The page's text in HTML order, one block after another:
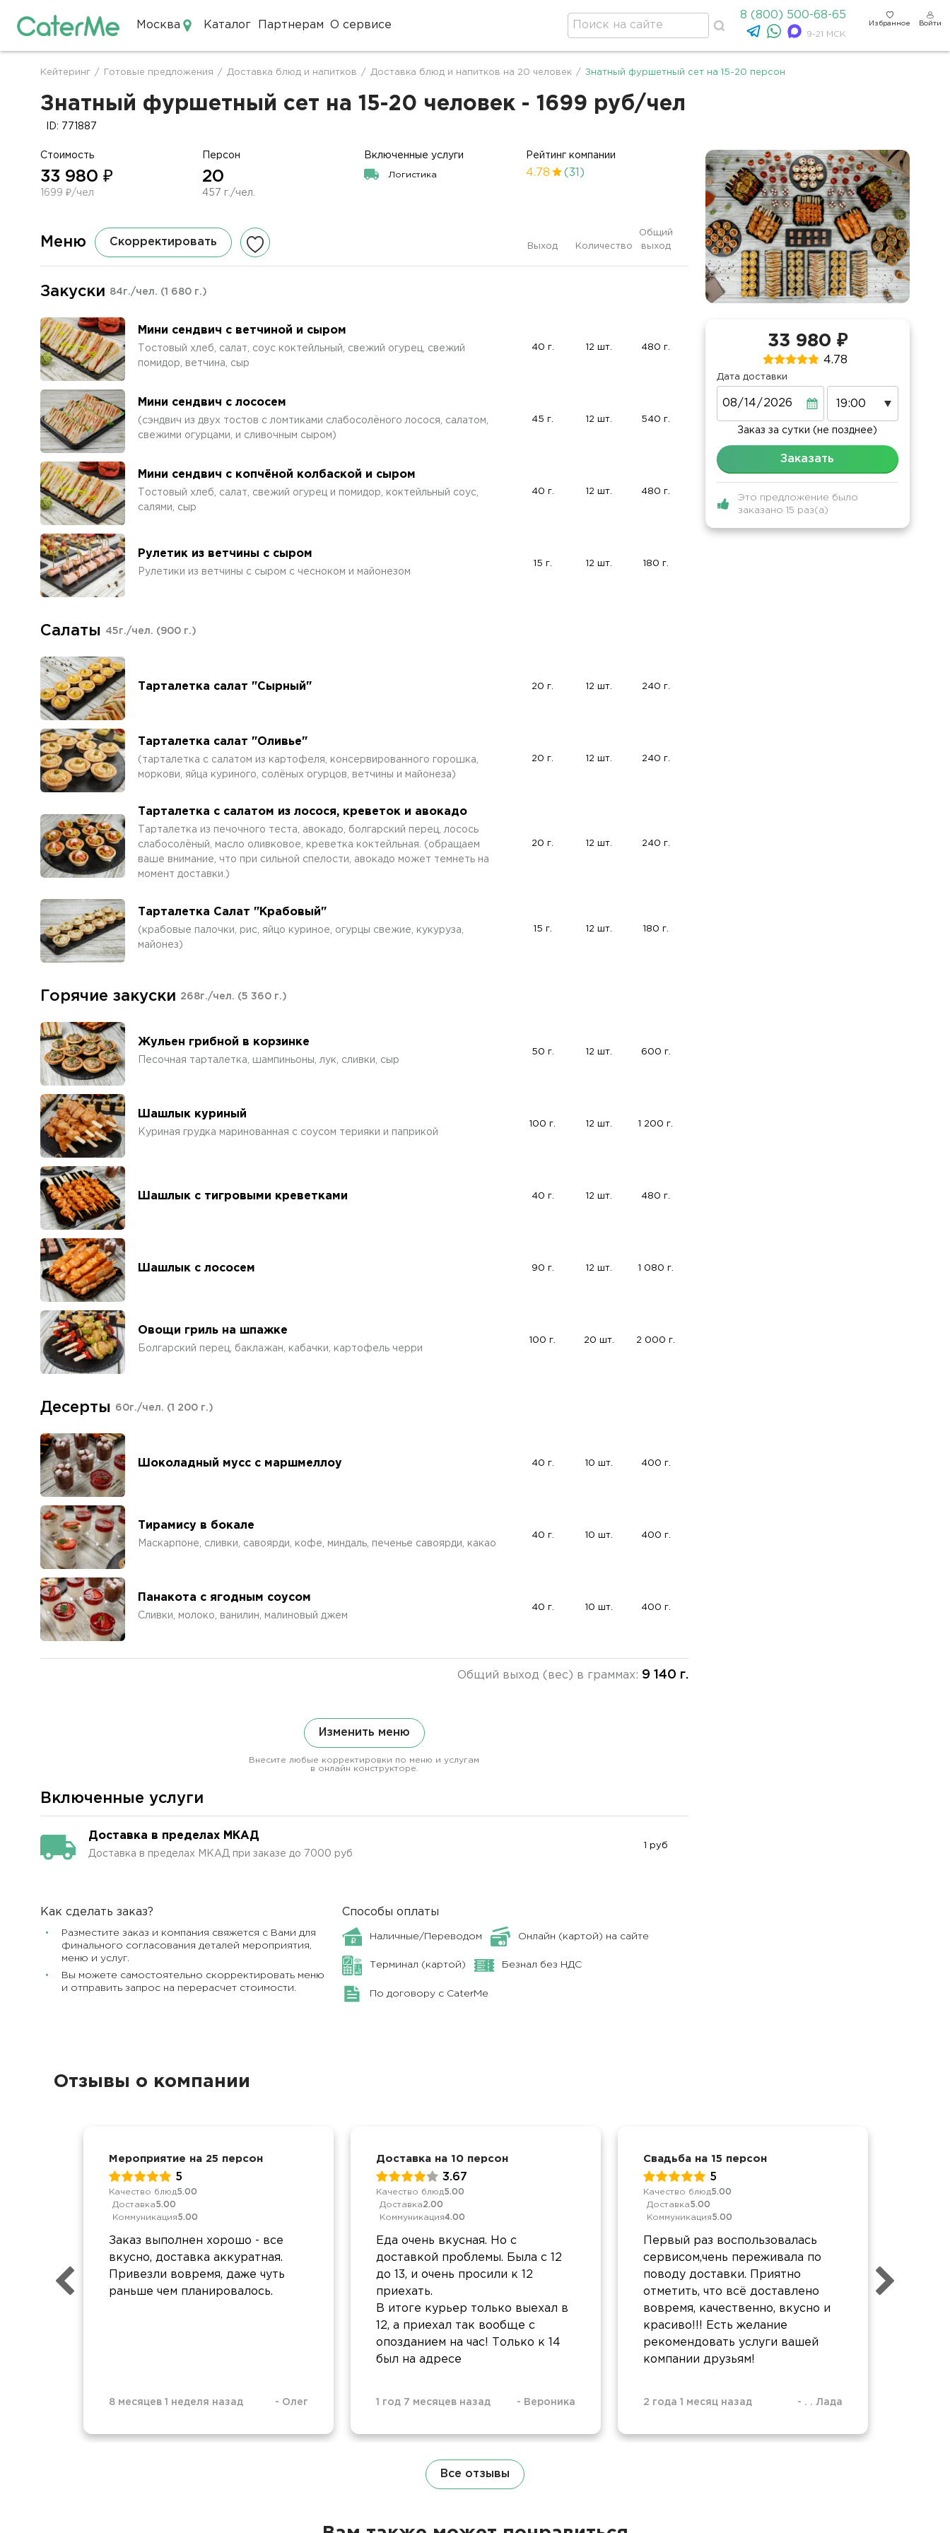
Москва Каталог Партнерам О сервисе
8 (800) 500-68-65
9-21 МСК
Избранное Войти
Строка
навигации
Кейтеринг / Готовые предложения / Доставка блюд и напитков / Доставка блюд и напитков на 20 человек / Знатный фуршетный сет на 15-20 персон
Знатный фуршетный сет на 15-20 человек - 1699 руб/чел
ID: 771887
Стоимость
33 980 ₽
1699 ₽/чел
Персон
20
457 г./чел.
Включенные услуги
Логистика
Рейтинг компании
4.78 (31)
Меню Скорректировать Выход Количество
Общий
выход
Закуски 84г./чел. (1 680 г.)
Мини сендвич с ветчиной и сыром
Тостовый хлеб, салат, соус коктейльный, свежий огурец, свежий
помидор, ветчина, сыр
40 г. 12 шт. 480 г.
Мини сендвич с лососем
(сэндвич из двух тостов с ломтиками слабосолёного лосося, салатом,
свежими огурцами, и сливочным сыром)
45 г. 12 шт. 540 г.
Мини сендвич с копчёной колбаской и сыром
Тостовый хлеб, салат, свежий огурец и помидор, коктейльный соус,
салями, сыр
40 г. 12 шт. 480 г.
Рулетик из ветчины с сыром
Рулетики из ветчины с сыром с чесноком и майонезом
15 г. 12 шт. 180 г.
Салаты 45г./чел. (900 г.)
Тарталетка салат "Сырный" 20 г. 12 шт. 240 г.
Тарталетка салат "Оливье"
(тарталетка с салатом из картофеля, консервированного горошка,
моркови, яйца куриного, солёных огурцов, ветчины и майонеза)
20 г. 12 шт. 240 г.
Тарталетка с салатом из лосося, креветок и авокадо
Тарталетка из печочного теста, авокадо, болгарский перец, лосось
слабосолёный, масло оливковое, креветка коктейльная. (обращаем
ваше внимание, что при сильной спелости, авокадо может темнеть на
момент доставки.)
20 г. 12 шт. 240 г.
Тарталетка Салат "Крабовый"
(крабовые палочки, рис, яйцо куриное, огурцы свежие, кукуруза,
майонез)
15 г. 12 шт. 180 г.
Горячие закуски 268г./чел. (5 360 г.)
Жульен грибной в корзинке
Песочная тарталетка, шампиньоны, лук, сливки, сыр
50 г. 12 шт. 600 г.
Шашлык куриный
Куриная грудка маринованная с соусом терияки и паприкой
100 г. 12 шт. 1 200 г.
Шашлык с тигровыми креветками 40 г. 12 шт. 480 г.
Шашлык с лососем 90 г. 12 шт. 1 080 г.
Овощи гриль на шпажке
Болгарский перец, баклажан, кабачки, картофель черри
100 г. 20 шт. 2 000 г.
Десерты 60г./чел. (1 200 г.)
Шоколадный мусс с маршмеллоу 40 г. 10 шт. 400 г.
Тирамису в бокале
Маскарпоне, сливки, савоярди, кофе, миндаль, печенье савоярди, какао
40 г. 10 шт. 400 г.
Панакота с ягодным соусом
Сливки, молоко, ванилин, малиновый джем
40 г. 10 шт. 400 г.
Общий выход (вес) в граммах: 9 140 г.
Изменить меню
Внесите любые корректировки по меню и услугам
в онлайн конструкторе.
Включенные услуги
Доставка в пределах МКАД
Доставка в пределах МКАД при заказе до 7000 руб
1 руб
Как сделать заказ?
Разместите заказ и компания свяжется с Вами для
финального согласования деталей мероприятия,
меню и услуг.
Вы можете самостоятельно скорректировать меню
и отправить запрос на перерасчет стоимости.
Способы оплаты
Наличные/Переводом Онлайн (картой) на сайте
Терминал (картой) Безнал без НДС
По договору с CaterMe
33 980 ₽
4.78
Дата доставки
Заказ за сутки (не позднее)
Заказать
Это предложение было
заказано 15 раз(а)
Отзывы о компании
Мероприятие на 25 персон
5
Качество блюд5.00
Доставка5.00
Коммуникация5.00
Заказ выполнен хорошо - все
вкусно, доставка аккуратная.
Привезли вовремя, даже чуть
раньше чем планировалось.
8 месяцев 1 неделя назад - Олег
Доставка на 10 персон
3.67
Качество блюд5.00
Доставка2.00
Коммуникация4.00
Еда очень вкусная. Но с
доставкой проблемы. Была с 12
до 13, и очень просили к 12
приехать.
В итоге курьер только выехал в
12, а приехал так вообще с
опозданием на час! Только к 14
был на адресе
1 год 7 месяцев назад - Вероника
Свадьба на 15 персон
5
Качество блюд5.00
Доставка5.00
Коммуникация5.00
Первый раз воспользовалась
сервисом,чень переживала по
поводу доставки. Приятно
отметить, что всё доставлено
вовремя, качественно, вкусно и
красиво!!! Есть желание
рекомендовать услуги вашей
компании друзьям!
2 года 1 месяц назад - . . Лада
Все отзывы